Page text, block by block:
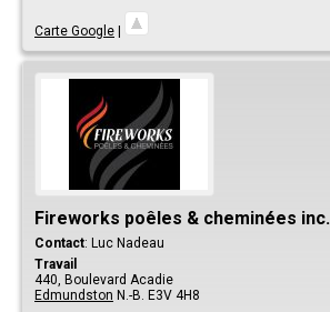
Carte Google |
Fireworks poêles & cheminées inc.
Contact: Luc Nadeau
Travail
440, Boulevard Acadie
Edmundston N.-B. E3V 4H8